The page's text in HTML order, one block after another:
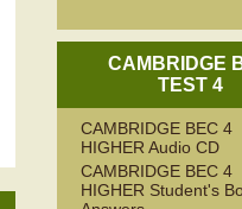
CAMBRIDGE
TEST 4
CAMBRIDGE BEC 4
HIGHER Audio CD
CAMBRIDGE BEC 4
HIGHER Student's